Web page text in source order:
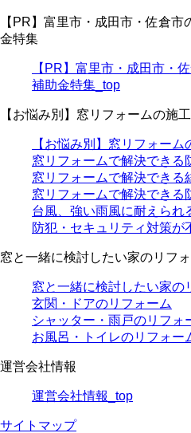
【PR】富里市・成田市・佐倉
金特集
【PR】富里市・成田市・
補助金特集_top
【お悩み別】窓リフォームの施
【お悩み別】窓リフォー
窓リフォームで解決できる
窓リフォームで解決できる
窓リフォームで解決できる
台風、強い雨風に耐えられ
防犯・セキュリティ対策が
窓と一緒に検討したい家のリフ
窓と一緒に検討したい家の
玄関・ドアのリフォーム
シャッター・雨戸のリフォ
お風呂・トイレのリフォー
運営会社情報
運営会社情報_top
サイトマップ